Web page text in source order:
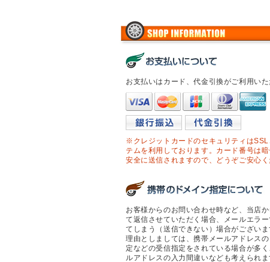
お支払いはカード、代金引換がご利用いた
※クレジットカードのセキュリティはSSL
テムを利用しております。カード番号は
安全に送信されますので、どうぞご安心く
お客様からのお問い合わせ時など、当店
て返信させていただく場合、メールエラー
てしまう（送信できない）場合がございま
理由としましては、携帯メールアドレス
定などの受信指定をされている場合が多
ルアドレスの入力間違いなども考えられま